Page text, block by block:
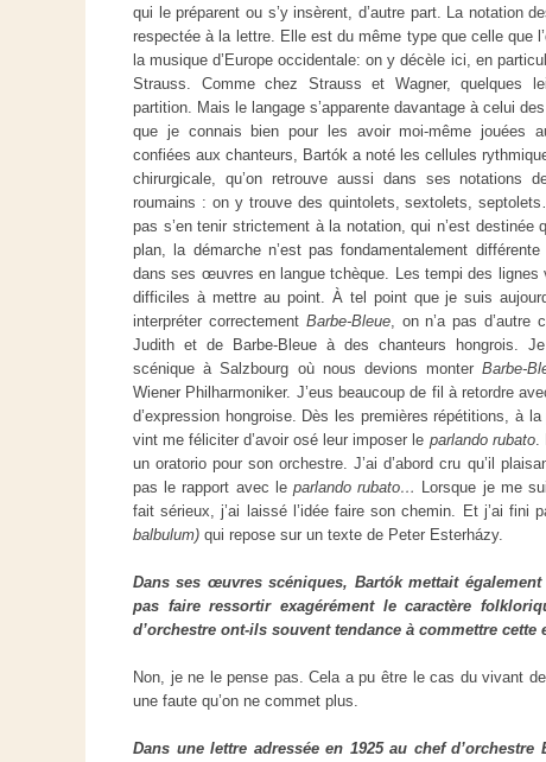
qui le préparent ou s’y insèrent, d’autre part. La notation
respectée à la lettre. Elle est du même type que celle que
la musique d’Europe occidentale: on y décèle ici, en
Strauss. Comme chez Strauss et Wagner, quelques
partition. Mais le langage s’apparente davantage à celui des
que je connais bien pour les avoir moi-même jouées
confiées aux chanteurs, Bartók a noté les cellules
chirurgicale, qu’on retrouve aussi dans ses notations
roumains : on y trouve des quintolets, sextolets,
pas s’en tenir strictement à la notation, qui n’est destinée
plan, la démarche n’est pas fondamentalement
dans ses œuvres en langue tchèque. Les tempi des
difficiles à mettre au point. À tel point que je suis
interpréter correctement Barbe-Bleue, on n’a pas d’autre
Judith et de Barbe-Bleue à des chanteurs hongrois.
scénique à Salzbourg où nous devions monterBarbe-
Wiener Philharmoniker. J’eus beaucoup de fil à retordre
d’expression hongroise. Dès les premières répétitions, à
vint me féliciter d’avoir osé leur imposer le parlando rubato.
un oratorio pour son orchestre. J’ai d’abord cru qu’il
pas le rapport avec le parlando rubato… Lorsque je me
fait sérieux, j’ai laissé l’idée faire son chemin. Et j’ai fini
balbulum) qui repose sur un texte de Peter Esterházy.
Dans ses œuvres scéniques, Bartók mettait
pas faire ressortir exagérément le caractère
d’orchestre ont-ils souvent tendance à commettre cette
Non, je ne le pense pas. Cela a pu être le cas du vivant
une faute qu’on ne commet plus.
Dans une lettre adressée en 1925 au chef